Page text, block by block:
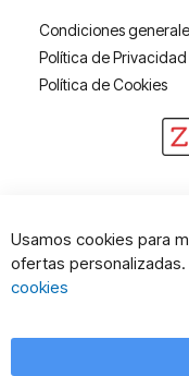
Condiciones
Política de Privacidad
Política de Cookies
Usamos cookies para
ofertas
cookies